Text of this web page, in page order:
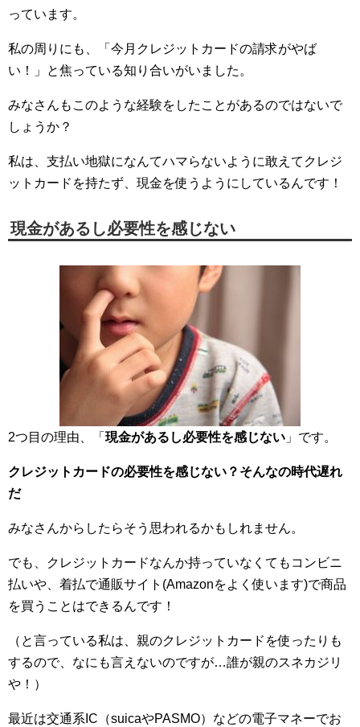
っています。
私の周りにも、「今月クレジットカードの請求がやば
い！」と焦っている知り合いがいました。
みなさんもこのような経験をしたことがあるのではないで
しょうか？
私は、支払い地獄になんてハマらないように敢えてクレジ
ットカードを持たず、現金を使うようにしているんです！
現金があるし必要性を感じない
2つ目の理由、「 現金があるし必要性を感じない 」です。
クレジットカードの必要性を感じない？そんなの時代遅れ
だ
みなさんからしたらそう思われるかもしれません。
でも、クレジットカードなんか持っていなくてもコンビニ
払いや、着払で通販サイト(Amazonをよく使います)で商品
を買うことはできるんです！
（と言っている私は、親のクレジットカードを使ったりも
するので、なにも言えないのですが…誰が親のスネカジリ
や！）
最近は交通系IC（suicaやPASMO）などの電子マネーでお